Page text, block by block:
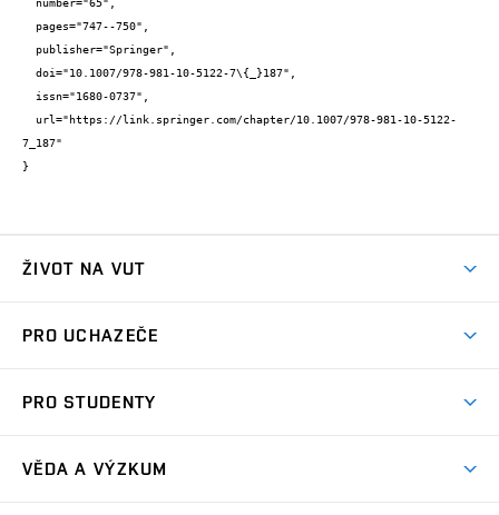
7_187"
}
ŽIVOT NA VUT
Koleje
Sport na VUT
PRO UCHAZEČE
Dny otevřených dveří
PRO STUDENTY
VĚDA A VÝZKUM